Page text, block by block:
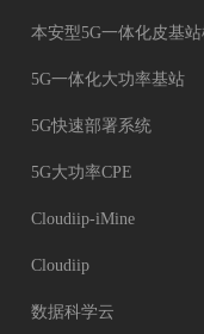
本安型5G一体化皮基
5G一体化大功率基站
5G快速部署系统
5G大功率CPE
Cloudiip-iMine
Cloudiip
数据科学云